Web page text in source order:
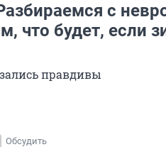
с
что будет, если
правдивы
Обсудить